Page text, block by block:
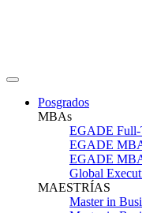
Posgrados
MBAs
EGADE
EGADE
EGADE
Global
MAESTRÍAS
Master in